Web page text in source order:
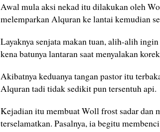
Awal mula aksi nekad itu dilakukan oleh
melemparkan Alquran ke lantai kemudian
Layaknya senjata makan tuan, alih-alih
kena batunya lantaran saat menyalakan
Akibatnya keduanya tangan pastor itu
Alquran tadi tidak sedikit pun tersentuh api.
Kejadian itu membuat Woll frost sadar dan
terselamatkan. Pasalnya, ia begitu